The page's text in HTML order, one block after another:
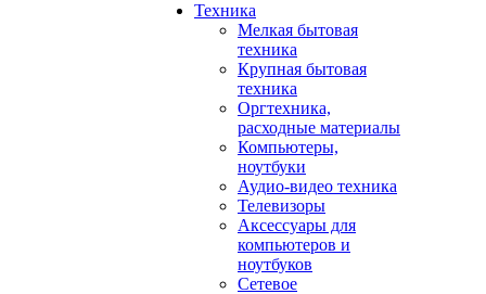
Техника
Мелкая бытовая
техника
Крупная бытовая
техника
Оргтехника,
расходные материалы
Компьютеры,
ноутбуки
Аудио-видео техника
Телевизоры
Аксессуары для
компьютеров и
ноутбуков
Сетевое